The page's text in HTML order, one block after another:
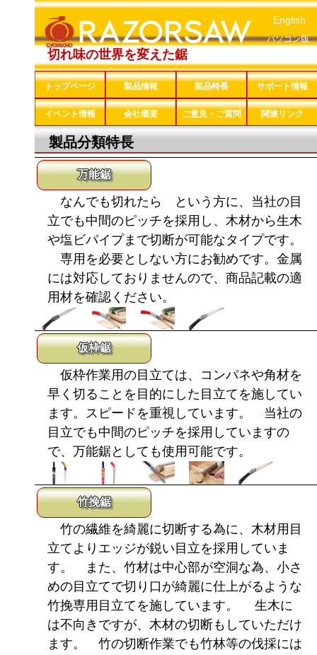
切れ味の世界を変えた鋸
トップページ 製品情報 製品特長 サポート情報
イベント情報 会社概要 ご意見・ご質問 関連リンク
English
パソコン版
製品分類特長
万能鋸
なんでも切れたら という方に、当社の目
立でも中間のピッチを採用し、木材から生木
や塩ビパイプまで切断が可能なタイプです。
専用を必要としない方にお勧めです。金属
には対応しておりませんので、商品記載の適
用材を確認ください。
仮枠鋸
仮枠作業用の目立ては、コンパネや角材を
早く切ることを目的にした目立てを施してい
ます。スピードを重視しています。 当社の
目立でも中間のピッチを採用していますの
で、万能鋸としても使用可能です。
竹挽鋸
竹の繊維を綺麗に切断する為に、木材用目
立てよりエッジが鋭い目立を採用していま
す。 また、竹材は中心部が空洞な為、小さ
めの目立てで切り口が綺麗に仕上がるような
竹挽専用目立てを施しています。 生木に
は不向きですが、木材の切断もしていただけ
ます。 竹の切断作業でも竹林等の伐採には